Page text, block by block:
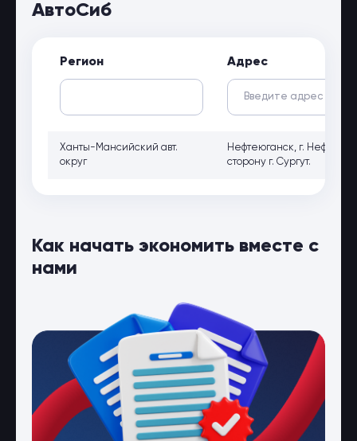
АвтоСиб
Регион Адрес
Ханты-Мансийский авт.
округ
Нефтеюганск, г.
сторону г. Сургут.
Как начать экономить вместе с
нами